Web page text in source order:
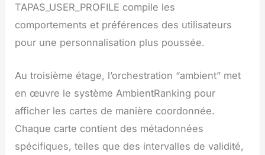
TAPAS_USER_PROFILE compile les
comportements et préférences des utilisateurs
pour une personnalisation plus poussée.
Au troisième étage, l’orchestration “ambient” met
en œuvre le système AmbientRanking pour
afficher les cartes de manière coordonnée.
Chaque carte contient des métadonnées
spécifiques, telles que des intervalles de validité,